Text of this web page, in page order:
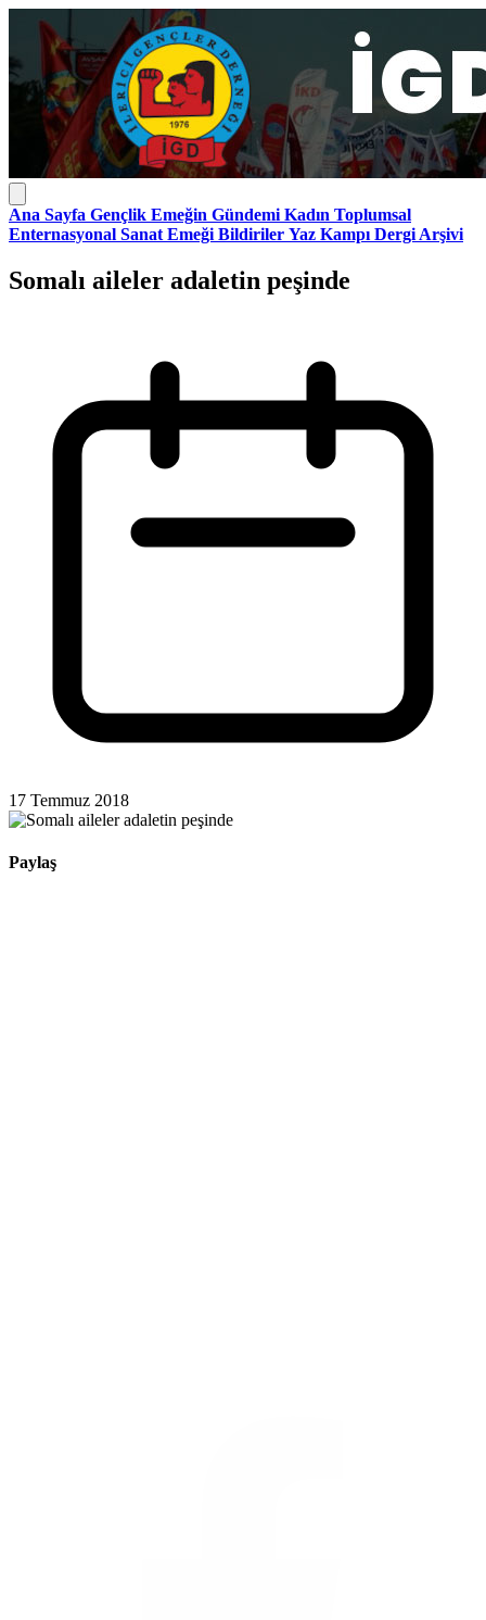
Ana Sayfa Gençlik Emeğin Gündemi Kadın Toplumsal
Enternasyonal Sanat Emeği Bildiriler Yaz Kampı Dergi Arşivi
Somalı aileler adaletin peşinde
17 Temmuz 2018
Paylaş